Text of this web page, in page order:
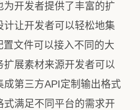
开发者提供了丰富的扩
让开发者可以轻松地集
文件可以接入不同的大
展素材来源开发者可以
第三方API定制输出格式
满足不同平台的需求开